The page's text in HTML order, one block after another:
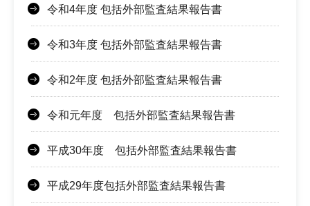
令和4年度 包括外部監査結果報告書
令和3年度 包括外部監査結果報告書
令和2年度 包括外部監査結果報告書
令和元年度 包括外部監査結果報告書
平成30年度 包括外部監査結果報告書
平成29年度包括外部監査結果報告書